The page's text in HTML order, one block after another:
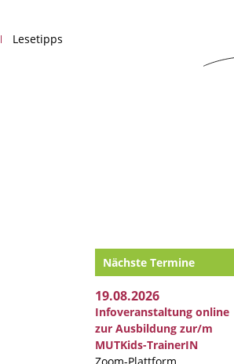
Lesetipps
Nächste Termine
19.08.2026
Infoveranstaltung online
zur Ausbildung zur/m
MUTKids-TrainerIN
Zoom-Plattform